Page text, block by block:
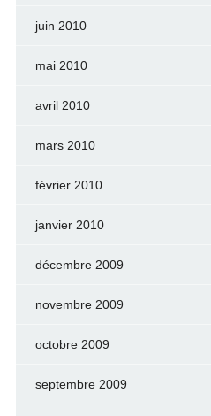
juin 2010
mai 2010
avril 2010
mars 2010
février 2010
janvier 2010
décembre 2009
novembre 2009
octobre 2009
septembre 2009